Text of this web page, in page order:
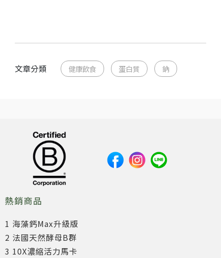
文章分類 健康飲食 蛋白質 鈉
熱銷商品
1 海藻鈣Max升級版
2 法國天然酵母B群
3 10X濃縮活力馬卡